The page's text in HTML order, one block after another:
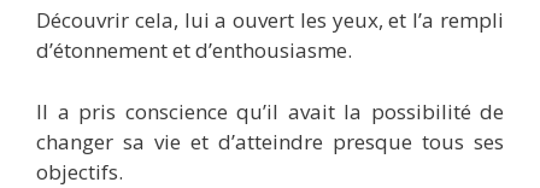
Découvrir cela, lui a ouvert les yeux, et l’a rempli
d’étonnement et d’enthousiasme.
Il a pris conscience qu’il avait la possibilité de
changer sa vie et d’atteindre presque tous ses
objectifs.